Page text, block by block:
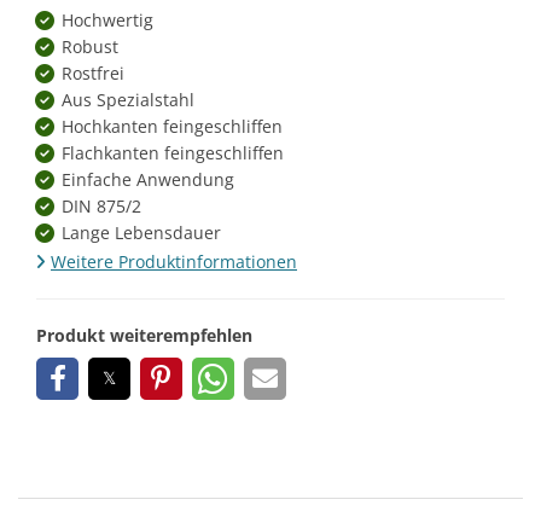
Hochwertig
Robust
Rostfrei
Aus Spezialstahl
Hochkanten feingeschliffen
Flachkanten feingeschliffen
Einfache Anwendung
DIN 875/2
Lange Lebensdauer
Weitere Produktinformationen
Produkt weiterempfehlen